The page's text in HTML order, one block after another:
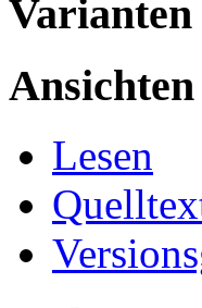
Varianten
Ansichten
Lesen